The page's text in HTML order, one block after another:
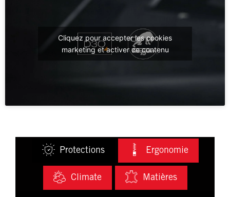
Cliquez pour accepter les cookies
marketing et activer ce contenu
Protections Ergonomie
Climate Matières